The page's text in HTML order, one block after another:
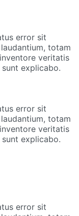
error sit
totam
veritatis
explicabo.
error sit
totam
veritatis
explicabo.
error sit